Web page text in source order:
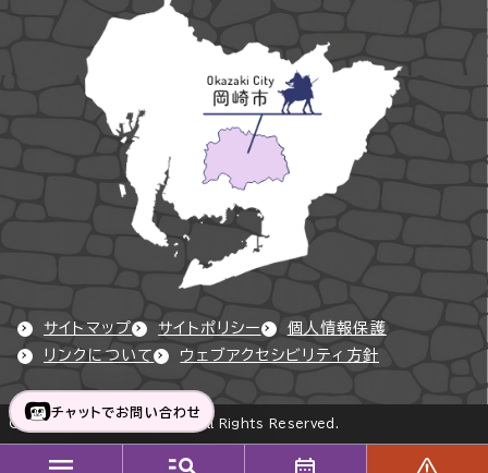
サイトマップ サイトポリシー
個人情報保護
リンクについて
ウェブアクセシビリティ方針
Copyright © Okazaki City All Rights Reserved.
チャットでお問い合わせ